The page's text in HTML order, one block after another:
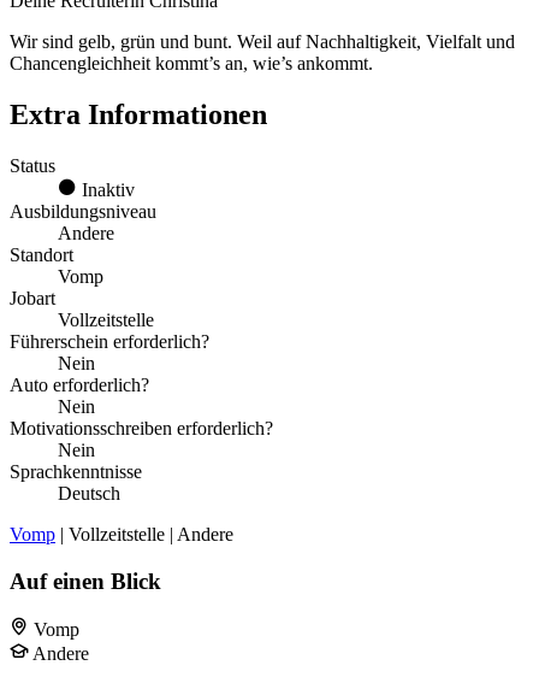
Wir sind gelb, grün und bunt. Weil auf Nachhaltigkeit, Vielfalt und
Chancengleichheit kommt’s an, wie’s ankommt.
Extra Informationen
Status
Inaktiv
Ausbildungsniveau
Andere
Standort
Vomp
Jobart
Vollzeitstelle
Führerschein erforderlich?
Nein
Auto erforderlich?
Nein
Motivationsschreiben erforderlich?
Nein
Sprachkenntnisse
Deutsch
Vomp | Vollzeitstelle | Andere
Auf einen Blick
Vomp
Andere